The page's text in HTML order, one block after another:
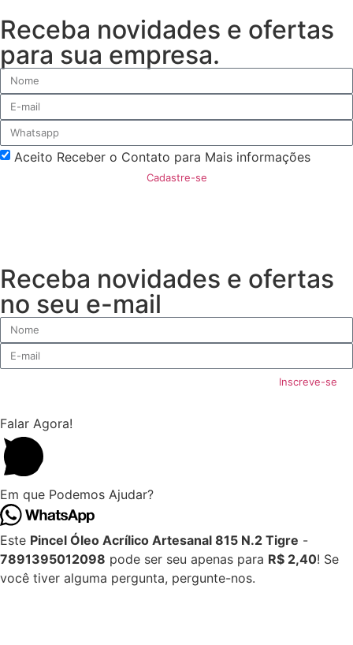
Receba novidades e ofertas
para sua empresa.
Aceito Receber o Contato para Mais informações
Cadastre-se
Receba novidades e ofertas
no seu e-mail
Inscreve-se
Falar Agora!
Em que Podemos Ajudar?
Este Pincel Óleo Acrílico Artesanal 815 N.2 Tigre -
7891395012098 pode ser seu apenas para R$ 2,40! Se
você tiver alguma pergunta, pergunte-nos.